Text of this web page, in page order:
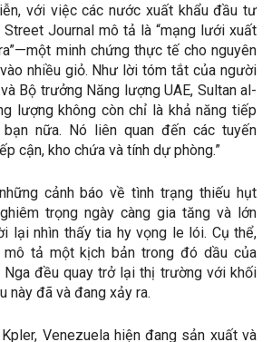
với việc các nước xuất khẩu đầu tư
Journal mô tả là “mạng lưới xuất
minh chứng thực tế cho nguyên
nhiều giỏ. Như lời tóm tắt của người
Bộ trưởng Năng lượng UAE, Sultan al-
lượng không còn chỉ là khả năng tiếp
nữa. Nó liên quan đến các tuyến
cận, kho chứa và tính dự phòng.”
cảnh báo về tình trạng thiếu hụt
trọng ngày càng gia tăng và lớn
lại nhìn thấy tia hy vọng le lói. Cụ thể,
tả một kịch bản trong đó dầu của
Nga đều quay trở lại thị trường với khối
này đã và đang xảy ra.
Venezuela hiện đang sản xuất và